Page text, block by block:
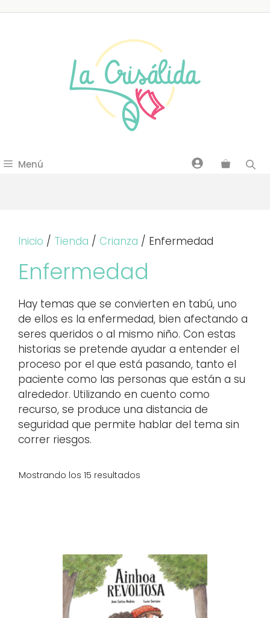
Menú
Inicio / Tienda / Crianza / Enfermedad
Enfermedad
Hay temas que se convierten en tabú, uno
de ellos es la enfermedad, bien afectando a
seres queridos o al mismo niño. Con estas
historias se pretende ayudar a entender el
proceso por el que está pasando, tanto el
paciente como las personas que están a su
alrededor. Utilizando en cuento como
recurso, se produce una distancia de
seguridad que permite hablar del tema sin
correr riesgos.
Mostrando los 15 resultados